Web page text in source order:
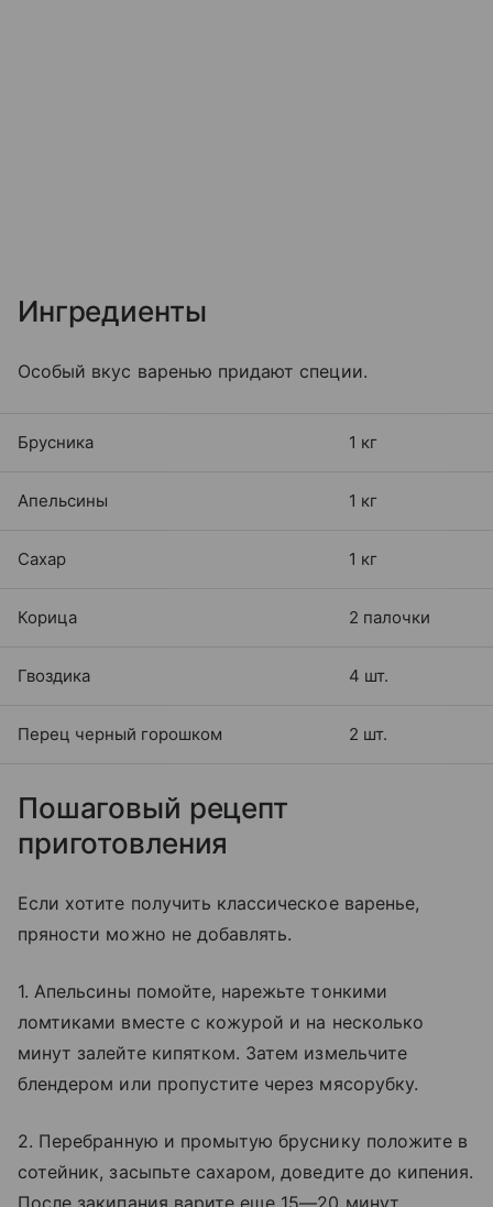
Ингредиенты
Особый вкус варенью придают специи.
Брусника 1 кг
Апельсины 1 кг
Сахар 1 кг
Корица 2 палочки
Гвоздика 4 шт.
Перец черный горошком 2 шт.
Пошаговый рецепт
приготовления
Если хотите получить классическое варенье,
пряности можно не добавлять.
1. Апельсины помойте, нарежьте тонкими
ломтиками вместе с кожурой и на несколько
минут залейте кипятком. Затем измельчите
блендером или пропустите через мясорубку.
2. Перебранную и промытую бруснику положите в
сотейник, засыпьте сахаром, доведите до кипения.
После закипания варите еще 15—20 минут,